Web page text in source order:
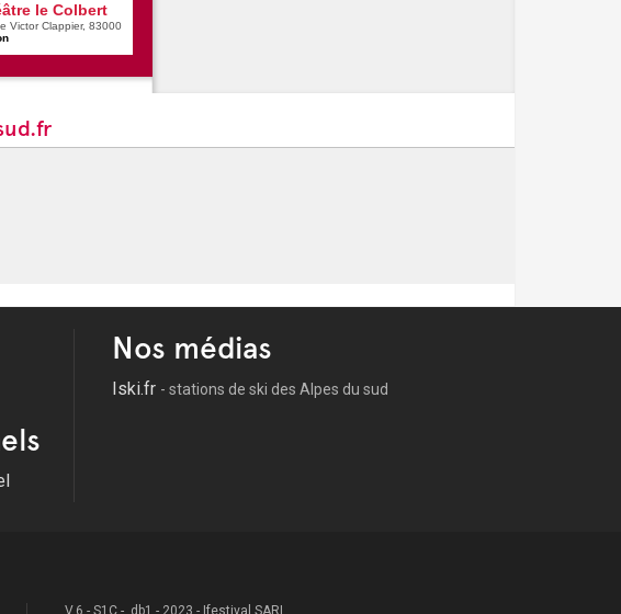
le Colbert
Victor Clappier, 83000
Nos médias
Iski.fr - stations de ski des Alpes du sud